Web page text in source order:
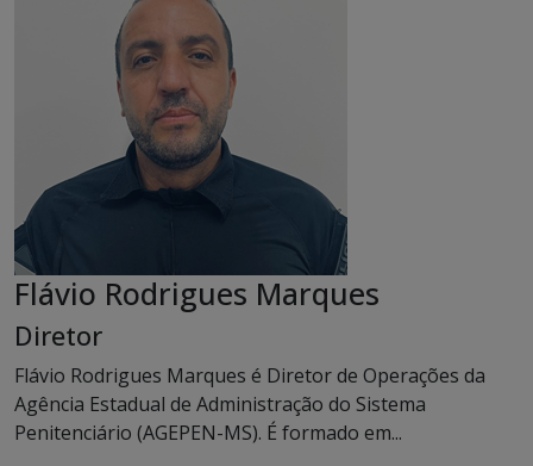
Flávio Rodrigues Marques
Diretor
Flávio Rodrigues Marques é Diretor de Operações da
Agência Estadual de Administração do Sistema
Penitenciário (AGEPEN-MS). É formado em...